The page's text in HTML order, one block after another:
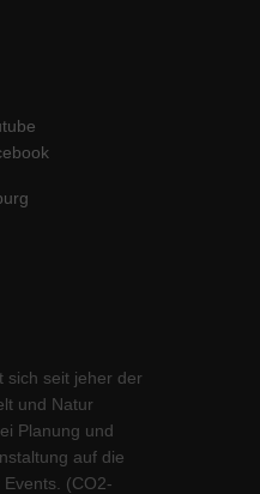
sich seit jeher der
und Natur
Planung und
auf die
(CO2-